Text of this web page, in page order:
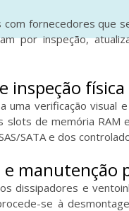
com fornecedores que
por inspeção,
inspeção física
uma verificação
slots de memória RAM
SATA e dos
e manutenção
dissipadores e
se à